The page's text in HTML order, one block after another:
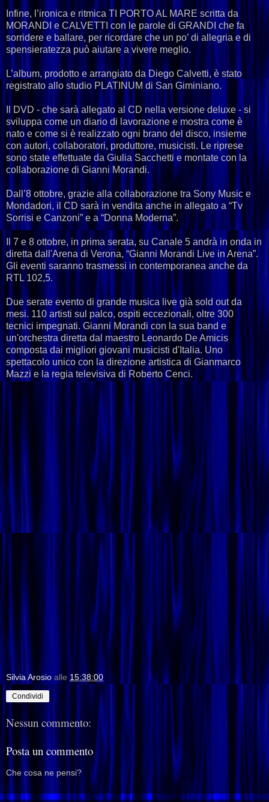
Infine, l’ironica e ritmica TI PORTO AL MARE scritta da
MORANDI e CALVETTI con le parole di GRANDI che fa
sorridere e ballare, per ricordare che un po’ di allegria e di
spensieratezza può aiutare a vivere meglio.
L’album, prodotto e arrangiato da Diego Calvetti, è stato
registrato allo studio PLATINUM di San Giminiano.
Il DVD - che sarà allegato al CD nella versione deluxe - si
sviluppa come un diario di lavorazione e mostra come è
nato e come si è realizzato ogni brano del disco, insieme
con autori, collaboratori, produttore, musicisti. Le riprese
sono state effettuate da Giulia Sacchetti e montate con la
collaborazione di Gianni Morandi.
Dall’8 ottobre, grazie alla collaborazione tra Sony Music e
Mondadori, il CD sarà in vendita anche in allegato a “Tv
Sorrisi e Canzoni” e a “Donna Moderna”.
Il 7 e 8 ottobre, in prima serata, su Canale 5 andrà in onda in
diretta dall'Arena di Verona, “Gianni Morandi Live in Arena”.
Gli eventi saranno trasmessi in contemporanea anche da
RTL 102,5.
Due serate evento di grande musica live già sold out da
mesi. 110 artisti sul palco, ospiti eccezionali, oltre 300
tecnici impegnati. Gianni Morandi con la sua band e
un'orchestra diretta dal maestro Leonardo De Amicis
composta dai migliori giovani musicisti d'Italia. Uno
spettacolo unico con la direzione artistica di Gianmarco
Mazzi e la regia televisiva di Roberto Cenci.
Silvia Arosio alle 15:38:00
Condividi
Nessun commento:
Posta un commento
Che cosa ne pensi?